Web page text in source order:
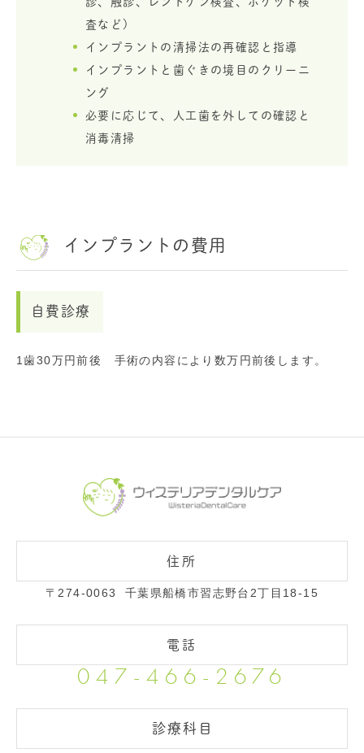
査など)
インプラントの清掃法の再確認と指導
インプラントと歯ぐきの境目のクリーニ
ング
必要に応じて、人工歯を外しての確認と
消毒清掃
インプラントの費用
自費診療
1歯30万円前後 手術の内容により数万円前後します。
〒274-0063 千葉県船橋市習志野台2丁目18-15
047-466-2676
診療科目